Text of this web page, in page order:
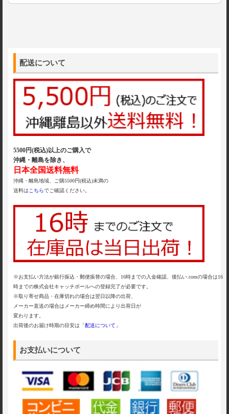
配送について
5500円(税込)以上のご購入で
沖縄・離島を除き、
日本全国送料無料
沖縄・離島地域、ご購5500円(税込)未満の
送料は こちらでご確認ください。
※お支払い方法が銀行振込・郵便振替の場合、16時までの入金確認、後払い.comの場合は16
時までの株式会社キャッチボールへの登録完了が必要です。
※取り寄せ商品・在庫切れの場合は翌日以降の出荷、
メーカー直送の場合はメーカー締め時間により出荷日が
変わります。
出荷後のお届け時期の目安は「 配送について 」
お支払いについて